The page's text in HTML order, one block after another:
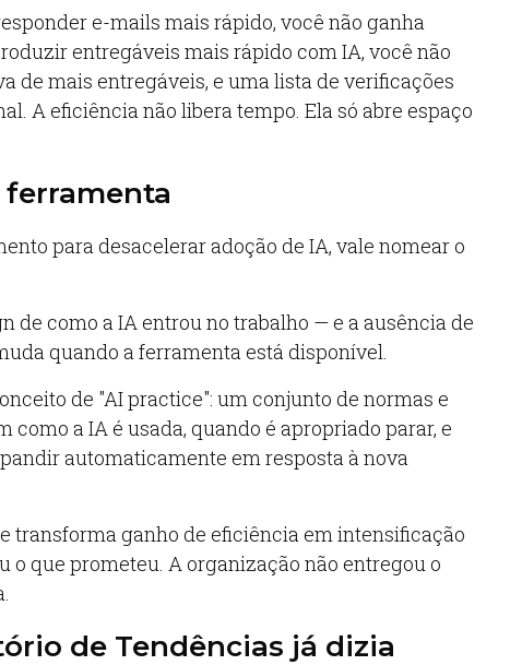
e-mails mais rápido, você não ganha
entregáveis mais rápido com IA, você não
de mais entregáveis, e uma lista de verificações
A eficiência não libera tempo. Ela só abre espaço
ferramenta
para desacelerar adoção de IA, vale nomear o
de como a IA entrou no trabalho — e a ausência de
quando a ferramenta está disponível.
de "AI practice": um conjunto de normas e
a IA é usada, quando é apropriado parar, e
automaticamente em resposta à nova
transforma ganho de eficiência em intensificação
o que prometeu. A organização não entregou o
de Tendências já dizia